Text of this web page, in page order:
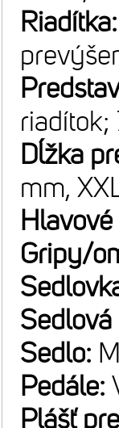
riadítok;
Dĺžka
mm,
Gripy/
Sedlo:
Pedále:
Plášť